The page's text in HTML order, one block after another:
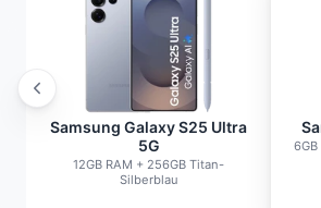
Samsung Galaxy S25 Ultra
5G
12GB RAM + 256GB Titan-
Silberblau